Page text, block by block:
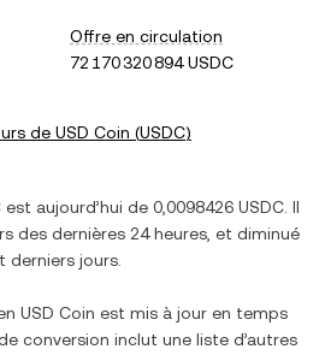
Offre en circulation
72 170 320 894 USDC
de USD Coin (USDC)
est aujourd’hui de 0,0098426 USDC . Il
des dernières 24 heures, et diminué
derniers jours.
USD Coin est mis à jour en temps
conversion inclut une liste d’autres